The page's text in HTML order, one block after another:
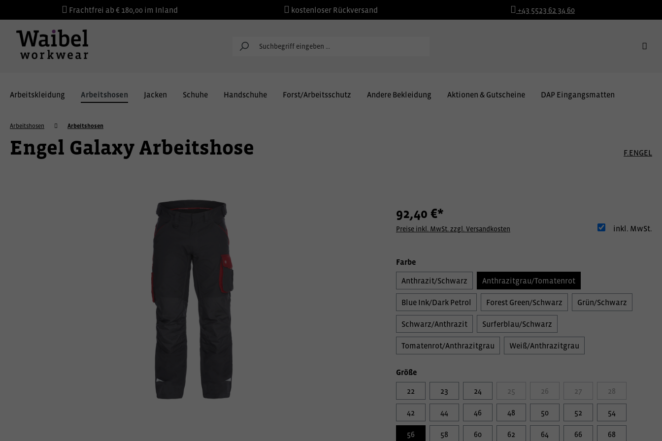
Frachtfrei ab € 180,00 im Inland kostenloser Rückversand +43 5523 62 34 60
Arbeitskleidung Arbeitshosen Jacken Schuhe Handschuhe Forst/Arbeitsschutz Andere Bekleidung Aktionen & Gutscheine DAP Eingangsmatten
Arbeitshosen Arbeitshosen
Engel Galaxy Arbeitshose F.ENGEL
92,40 €*
inkl. MwSt.
Preise inkl. MwSt. zzgl. Versandkosten
Farbe
Anthrazit/Schwarz Anthrazitgrau/Tomatenrot
Blue Ink/Dark Petrol Forest Green/Schwarz Grün/Schwarz
Schwarz/Anthrazit Surferblau/Schwarz
Tomatenrot/Anthrazitgrau Weiß/Anthrazitgrau
Größe
22 23 24 25 26 27 28
42 44 46 48 50 52 54
56 58 60 62 64 66 68